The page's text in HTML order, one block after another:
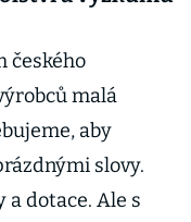
českého
malá
aby
slovy.
a dotace. Ale s